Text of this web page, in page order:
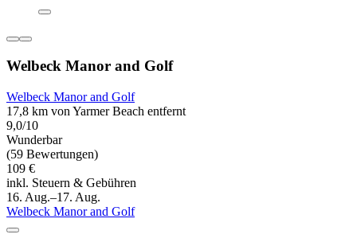
Welbeck Manor and Golf
Welbeck Manor and Golf
17,8 km von Yarmer Beach entfernt
9,0/10
Wunderbar
(59 Bewertungen)
109 €
inkl. Steuern & Gebühren
16. Aug.–17. Aug.
Welbeck Manor and Golf